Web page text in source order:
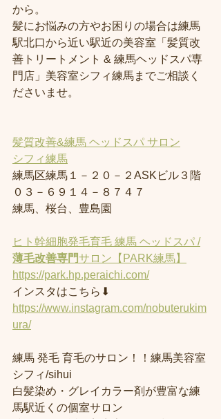
から。
髪にお悩みの方やお困りの場合は練馬
駅北口から近い駅近の美容室「髪質改
善トリートメント & 練馬ヘッドスパ専
門店」美容室シフィ練馬までご相談く
ださいませ。
髪質改善&練馬 ヘッドスパ サロン
シフィ練馬
練馬区練馬１－２０－２ASKビル３階
０３－６９１４－８７４７
練馬、桜台、豊島園
ヒト幹細胞発毛育毛 練馬 ヘッドスパ /
薄毛改善専門サロン【PARK練馬】
https://park.hp.peraichi.com/
インスタはこちら⬇︎
https://www.instagram.com/nobuterukim
ura/
練馬 発毛 育毛のサロン！！練馬美容室
シフィ/sihui
白髪染め・グレイカラー剤が豊富な練
馬駅近くの個室サロン